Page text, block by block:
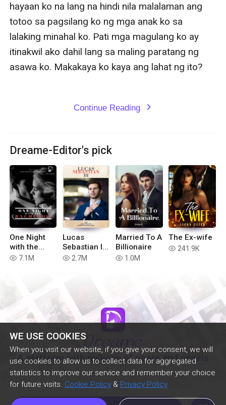
WE USE COOKIES
When you visit our website, if you give your consent, we will
use cookies to allow us to collect data for aggregated
statistics to improve our service and remember your choice
for future visits. Cookie Policy & Privacy Policy
hayaan ko na lang na hindi nila malalaman ang
totoo sa pagsilang ko ng mga anak ko sa
lalaking minahal ko. Pati mga magulang ko ay
itinakwil ako dahil lang sa maling paratang ng
asawa ko. Makakaya ko kaya ang lahat ng ito?
Continue Reading expand_more
Dreame-Editor's pick
One Night
with the
Bachelor
read 7.1M
Lucas
Sebastian III
- SPG
read 2.7M
Married To A
Billionaire
read 1.0M
The Ex-wife
read 241.9K
A platform with millions of users and novels